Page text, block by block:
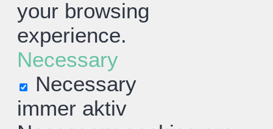
your browsing
experience.
Necessary
Necessary
immer aktiv